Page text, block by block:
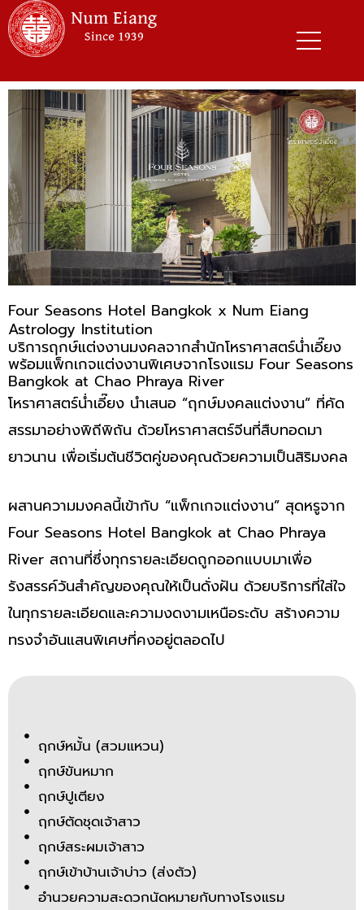
Skip
to
Four Seasons Hotel Bangkok x Num Eiang
Astrology Institution
บริการฤกษ์แต่งงานมงคลจากสำนักโหราศาสตร์น่ำเอี๊ยง
พร้อมแพ็กเกจแต่งงานพิเศษจากโรงแรม Four Seasons
Bangkok at Chao Phraya River
โหราศาสตร์น่ำเอี๊ยง นำเสนอ “ฤกษ์มงคลแต่งงาน” ที่คัด
สรรมาอย่างพิถีพิถัน ด้วยโหราศาสตร์จีนที่สืบทอดมา
ยาวนาน เพื่อเริ่มต้นชีวิตคู่ของคุณด้วยความเป็นสิริมงคล
ผสานความมงคลนี้เข้ากับ “แพ็กเกจแต่งงาน” สุดหรูจาก
Four Seasons Hotel Bangkok at Chao Phraya
River สถานที่ซึ่งทุกรายละเอียดถูกออกแบบมาเพื่อ
รังสรรค์วันสำคัญของคุณให้เป็นดั่งฝัน ด้วยบริการที่ใส่ใจ
ในทุกรายละเอียดและความงดงามเหนือระดับ สร้างความ
ทรงจำอันแสนพิเศษที่คงอยู่ตลอดไป
ฤกษ์หมั้น (สวมแหวน)
ฤกษ์ขันหมาก
ฤกษ์ปูเตียง
ฤกษ์ตัดชุดเจ้าสาว
ฤกษ์สระผมเจ้าสาว
ฤกษ์เข้าบ้านเจ้าบ่าว (ส่งตัว)
อำนวยความสะดวกนัดหมายกับทางโรงแรม